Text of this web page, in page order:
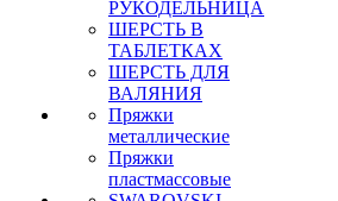
РУКОДЕЛЬНИЦА
ШЕРСТЬ В
ТАБЛЕТКАХ
ШЕРСТЬ ДЛЯ
ВАЛЯНИЯ
Пряжки
металлические
Пряжки
пластмассовые